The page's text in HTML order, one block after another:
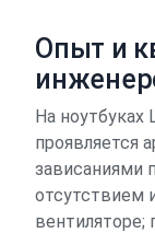
Опыт и
На ноутбуках
проявляется
зависаниями
отсутствием
вентиляторе;